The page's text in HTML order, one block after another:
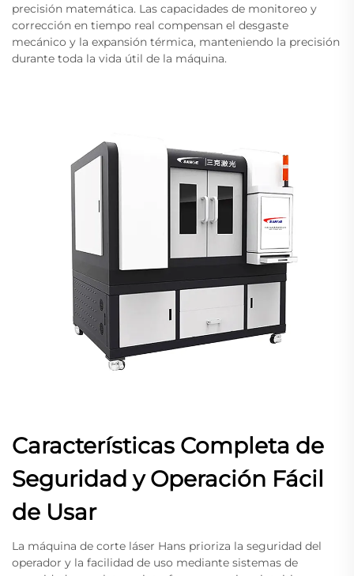
precisión matemática. Las capacidades de monitoreo y
corrección en tiempo real compensan el desgaste
mecánico y la expansión térmica, manteniendo la precisión
durante toda la vida útil de la máquina.
Características Completa de
Seguridad y Operación Fácil
de Usar
La máquina de corte láser Hans prioriza la seguridad del
operador y la facilidad de uso mediante sistemas de